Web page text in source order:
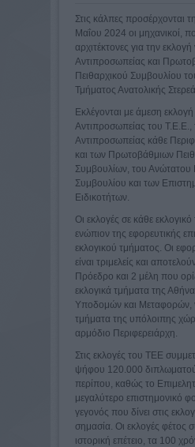
Στις κάλπες προσέρχονται
Μαΐου 2024 οι μηχανικοί,
αρχιτέκτονες για την εκλογή
Αντιπροσωπείας και
Πειθαρχικού Συμβουλίου
Τμήματος Ανατολικής
Εκλέγονται με άμεση
Αντιπροσωπείας του Τ.Ε.Ε.,
Αντιπροσωπείας κάθε
και των Πρωτοβάθμιων
Συμβουλίων, του Ανώτατου
Συμβουλίου και των
Ειδικοτήτων.
Οι εκλογές σε κάθε εκλογικό
ενώπιον της εφορευτικής
εκλογικού τμήματος. Οι
είναι τριμελείς και
Πρόεδρο και 2 μέλη που
εκλογικά τμήματα της
Υποδομών και Μεταφορών,
τμήματα της υπόλοιπης
αρμόδιο Περιφερειάρχη.
Στις εκλογές του ΤΕΕ
ψήφου 120.000
περίπου, καθώς το
μεγαλύτερο επιστημονικό
γεγονός που δίνει στις
σημασία. Οι εκλογές φέτος
ιστορική επέτειο, τα 100